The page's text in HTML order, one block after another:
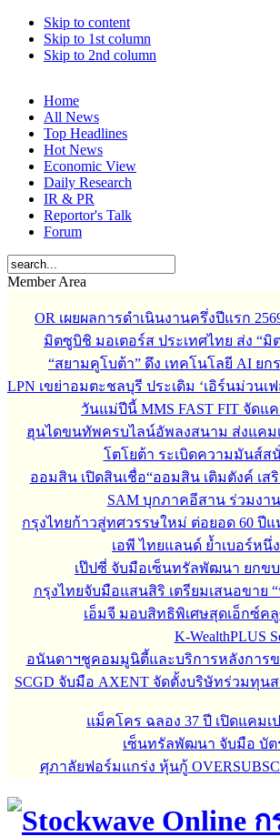
Skip to content
Skip to 1st column
Skip to 2nd column
Home
All News
Top Headlines
Hot News
Economic View
Daily Research
IR & PR
Reportor's Talk
Forum
Member Area
OR เผยผลการดำเนินงานครึ่งปีแรก
มิตซูบิชิ มอเตอร์ส ประเทศไทย ส่ง “
“สยามคูโบต้า” ดึง เทคโนโลยี AI ย
LPN เขย่าอมตะชลบุรี ประเดิม ‘เอิร์นม่วนเฟ
วันแม่ปีนี้ MMS FAST FIT จัดแ
ฮุนไดขนทัพครบไลน์อัพลงสนาม ส่งแคมเป
โตโยต้า ระเบิดความมันส์
ออมสิน เปิดสินเชื่อ“ออมสิน เติมตังค์ เส
SAM บุกภาคอีสาน ร่วมงาน
กรุงไทยก้าวสู่ทศวรรษใหม่ ต่อยอด 60 ปี
เอพี ไทยแลนด์ ย้ำเบอร์หนึ่
เป๊ปซี่ จับมือเซ็นทรัลพัฒนา ยกข
กรุงไทยจับมือแสนสิริ เตรียมเสนอขาย
เอ็มจี มอบสิทธิพิเศษสุดเอ็กซ์ค
K-WealthPLUS
อนันดาฯชูคอมมูนิตี้และบริการหลังการขา
SCGD จับมือ AXENT จัดตั้งบริษัทร่วมทุ
แม็คโคร ฉลอง 37 ปี เปิดแคม
เซ็นทรัลพัฒนา จับมือ บั
ศุภาลัยฟอร์มแกร่ง หุ้นกู้